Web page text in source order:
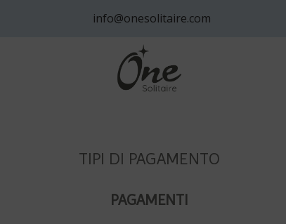
info@onesolitaire.com
TIPI DI PAGAMENTO
PAGAMENTI